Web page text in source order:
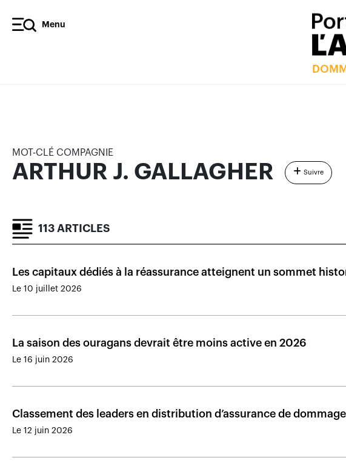
Menu
MOT-CLÉ COMPAGNIE
ARTHUR J. GALLAGHER Suivre
113 ARTICLES
Les capitaux dédiés à la réassurance atteignent un sommet
Le 10 juillet 2026
La saison des ouragans devrait être moins active en 2026
Le 16 juin 2026
Classement des leaders en distribution d’assurance de
Le 12 juin 2026